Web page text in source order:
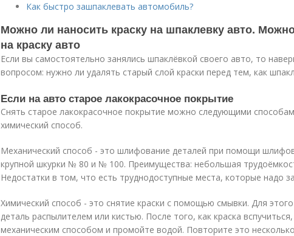
Как быстро зашпаклевать автомобиль?
Можно ли наносить краску на шпаклевку авто.
на краску авто
Если вы самостоятельно занялись шпаклёвкой своего авто, то
вопросом: нужно ли удалять старый слой краски перед тем, как
Если на авто старое лакокрасочное покрытие
Снять старое лакокрасочное покрытие можно следующими
химический способ.
Механический способ - это шлифование деталей при помощи
крупной шкурки № 80 и № 100. Преимущества: небольшая
Недостатки в том, что есть труднодоступные места, которые надо
Химический способ - это снятие краски с помощью смывки. Для
деталь распылителем или кистью. После того, как краска
механическим способом и промойте водой. Повторите это